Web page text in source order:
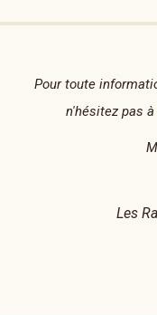
Pour toute
n'hésitez pas à
Les